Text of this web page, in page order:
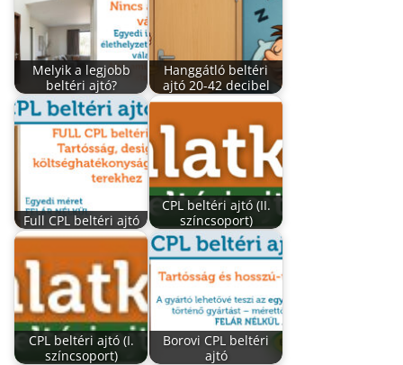
Melyik a legjobb
beltéri ajtó?
Hanggátló beltéri
ajtó 20-42 decibel
Full CPL beltéri ajtó
CPL beltéri ajtó (II.
színcsoport)
CPL beltéri ajtó (I.
színcsoport)
Borovi CPL beltéri
ajtó